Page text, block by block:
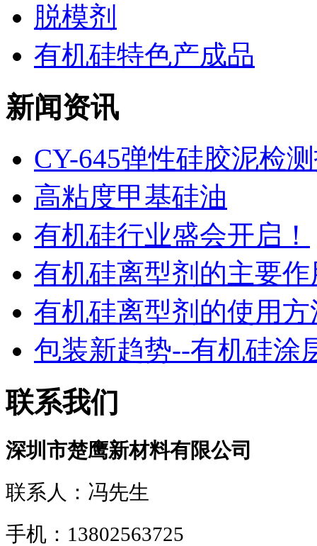
脱模剂
有机硅特色产成品
新闻资讯
CY-645弹性硅胶泥检
高粘度甲基硅油
有机硅行业盛会开启！
有机硅离型剂的主要作
有机硅离型剂的使用方
包装新趋势--有机硅涂
联系我们
深圳市楚鹰新材料有限公司
联系人：冯先生
手机：13802563725